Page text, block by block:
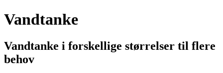
Vandtanke
Vandtanke i forskellige størrelser til flere
behov